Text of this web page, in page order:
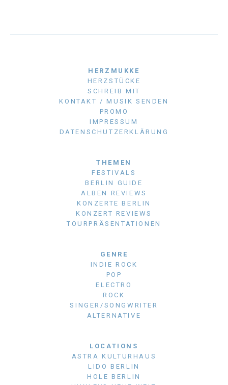
HERZMUKKE
HERZSTÜCKE
SCHREIB MIT
KONTAKT / MUSIK SENDEN
PROMO
IMPRESSUM
DATENSCHUTZERKLÄRUNG
THEMEN
FESTIVALS
BERLIN GUIDE
ALBEN REVIEWS
KONZERTE BERLIN
KONZERT REVIEWS
TOURPRÄSENTATIONEN
GENRE
INDIE ROCK
POP
ELECTRO
ROCK
SINGER/SONGWRITER
ALTERNATIVE
LOCATIONS
ASTRA KULTURHAUS
LIDO BERLIN
HOLE BERLIN